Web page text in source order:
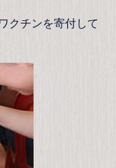
クチンを寄付して